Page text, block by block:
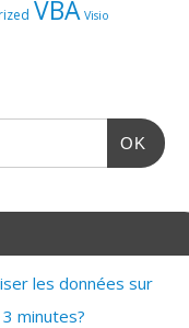
VBA Visio
OK
les données sur
minutes?